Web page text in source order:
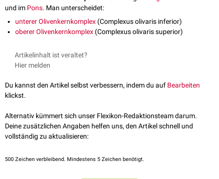
und im Pons. Man unterscheidet:
unterer Olivenkernkomplex (Complexus olivaris inferior)
oberer Olivenkernkomplex (Complexus olivaris superior)
Artikelinhalt ist veraltet?
Hier melden
Du kannst den Artikel selbst verbessern, indem du auf Bearbeiten
klickst.
Alternativ kümmert sich unser Flexikon-Redaktionsteam darum.
Deine zusätzlichen Angaben helfen uns, den Artikel schnell und
vollständig zu aktualisieren:
500 Zeichen verbleibend. Mindestens 5 Zeichen benötigt.